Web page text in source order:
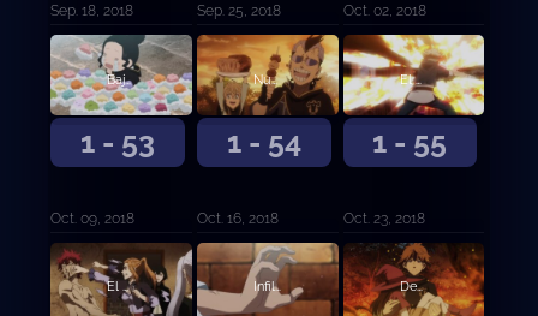
Sep. 18, 2018 Sep. 25, 2018 Oct. 02, 2018
1 - 53
Bajo la máscara
Oct. 09, 2018
1 - 54
Nunca más
Oct. 16, 2018
1 - 55
El hombre llamado Fanzell
Oct. 23, 2018
El hombre llamado Fanzell, continuación Infiltración Decisiones en el campo de batalla